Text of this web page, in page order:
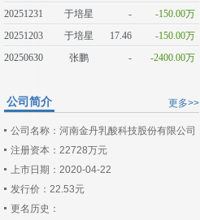
20251231
于培星 -
-150.00万
20251203
于培星 17.46
-150.00万
20250630
张鹏 - -2400.00万
更多>>
公司简介
公司名称：河南金丹乳酸科技股份有限公司
注册资本：22728万元
上市日期：2020-04-22
发行价：22.53元
更名历史：